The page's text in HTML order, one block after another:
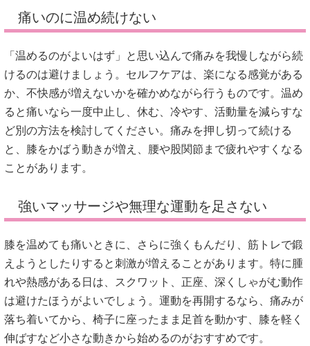
痛いのに温め続けない
「温めるのがよいはず」と思い込んで痛みを我慢しながら続
けるのは避けましょう。セルフケアは、楽になる感覚がある
か、不快感が増えないかを確かめながら行うものです。温め
ると痛いなら一度中止し、休む、冷やす、活動量を減らすな
ど別の方法を検討してください。痛みを押し切って続ける
と、膝をかばう動きが増え、腰や股関節まで疲れやすくなる
ことがあります。
強いマッサージや無理な運動を足さない
膝を温めても痛いときに、さらに強くもんだり、筋トレで鍛
えようとしたりすると刺激が増えることがあります。特に腫
れや熱感がある日は、スクワット、正座、深くしゃがむ動作
は避けたほうがよいでしょう。運動を再開するなら、痛みが
落ち着いてから、椅子に座ったまま足首を動かす、膝を軽く
伸ばすなど小さな動きから始めるのがおすすめです。